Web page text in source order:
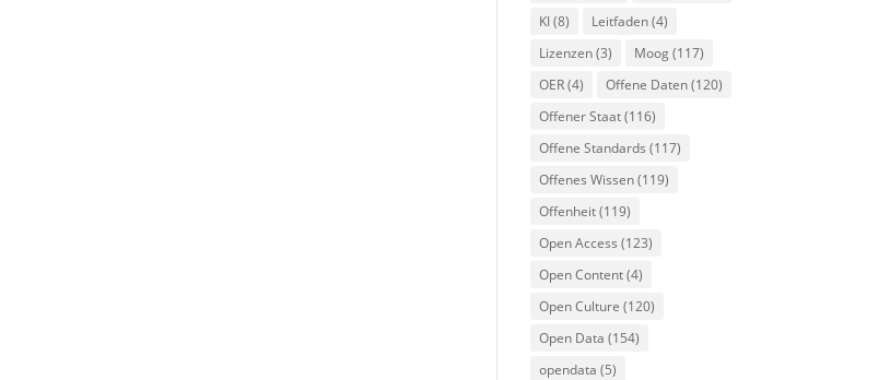
KI(8) Leitfaden(4)
Lizenzen(3) Moog(117)
OER(4) Offene Daten(120)
Offener Staat(116)
Offene Standards (117)
Offenes Wissen(119)
Offenheit(119)
Open Access (123)
Open Content(4)
Open Culture (120)
Open Data (154)
opendata (5)